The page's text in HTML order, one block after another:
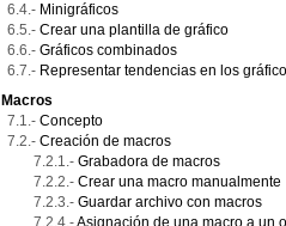
Minigráficos
Crear una plantilla de gráfico
Gráficos combinados
Representar tendencias en los
Macros
Concepto
Creación de macros
Grabadora de macros
Crear una macro manualmente
Guardar archivo con macros
Asignación de una macro a un